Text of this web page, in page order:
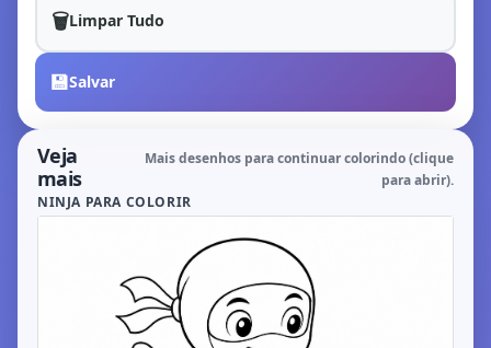
🗑️Limpar Tudo
💾Salvar
Veja
mais
Mais desenhos para continuar colorindo (clique
para abrir).
NINJA PARA COLORIR